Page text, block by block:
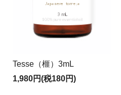
Tesse（榧）3mL
1,980円(税180円)